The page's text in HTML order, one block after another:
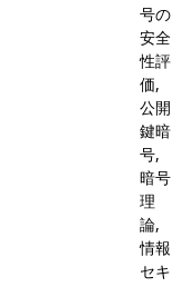
号の
安全
性評
価,
公開
鍵暗
号,
暗号
理
論,
情報
セキ